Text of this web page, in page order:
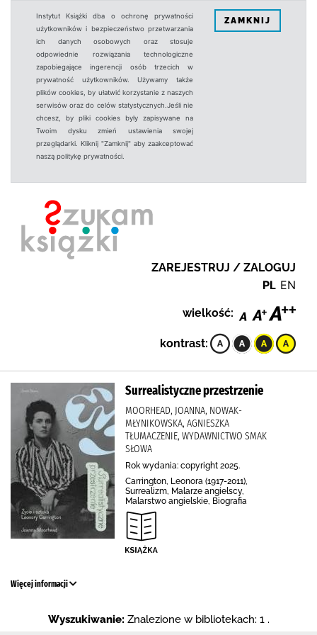
Instytut Książki dba o ochronę prywatności
użytkowników i bezpieczeństwo przetwarzania
ich danych osobowych oraz stosuje
odpowiednie rozwiązania technologiczne
zapobiegające ingerencji osób trzecich w
prywatność użytkowników. Używamy także
plików cookies, by ułatwić korzystanie z naszych
serwisów oraz do celów statystycznych.Jeśli nie
chcesz, by pliki cookies były zapisywane na
Twoim dysku zmień ustawienia swojej
przeglądarki. Kliknij "Zamknij" aby zaakceptować
naszą politykę prywatności.
ZAMKNIJ
ZAREJESTRUJ / ZALOGUJ
PL EN
wielkość:
kontrast:
Surrealistyczne przestrzenie
MOORHEAD, JOANNA, NOWAK-
MŁYNIKOWSKA, AGNIESZKA
TŁUMACZENIE, WYDAWNICTWO SMAK
SŁOWA
Rok wydania: copyright 2025.
Carrington, Leonora (1917-2011),
Surrealizm, Malarze angielscy,
Malarstwo angielskie, Biografia
Więcej informacji
Wyszukiwanie: Znalezione w bibliotekach: 1 .